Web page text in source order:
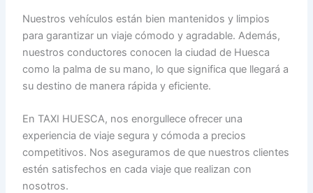
Nuestros vehículos están bien mantenidos y limpios
para garantizar un viaje cómodo y agradable. Además,
nuestros conductores conocen la ciudad de Huesca
como la palma de su mano, lo que significa que llegará a
su destino de manera rápida y eficiente.
En TAXI HUESCA, nos enorgullece ofrecer una
experiencia de viaje segura y cómoda a precios
competitivos. Nos aseguramos de que nuestros clientes
estén satisfechos en cada viaje que realizan con
nosotros.